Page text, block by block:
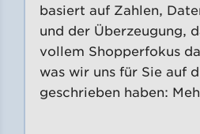
basiert auf Zahlen,
und der Überzeugung,
vollem Shopperfokus
was wir uns für Sie auf
geschrieben haben: